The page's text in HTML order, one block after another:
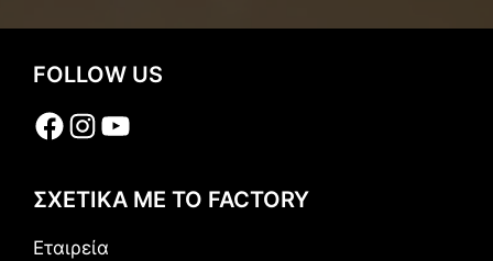
FOLLOW US
Facebook
Instagram
YouTube
ΣΧΕΤΙΚΑ ΜΕ ΤΟ FACTORY
Εταιρεία